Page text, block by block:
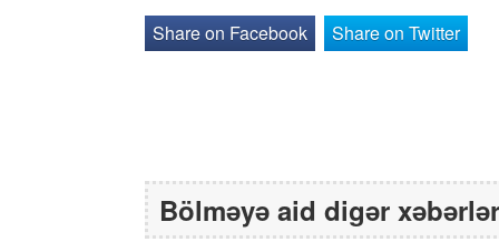
Share on Facebook Share on Twitter
Bölməyə aid digər xəbərlər